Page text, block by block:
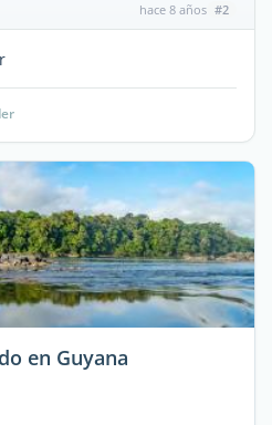
hace 8 años #2
en Guyana